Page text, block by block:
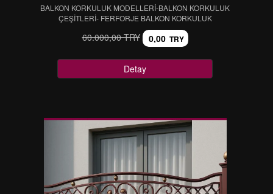
BALKON KORKULUK MODELLERİ-BALKON KORKULUK
ÇEŞİTLERİ- FERFORJE BALKON KORKULUK
60.000,00 TRY 0,00 TRY
Detay